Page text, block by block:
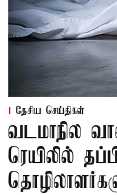
தேசிய செய்திகள்
வடமாநில
ரெயிலில்